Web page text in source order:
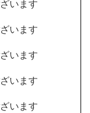
います
います
います
います
います